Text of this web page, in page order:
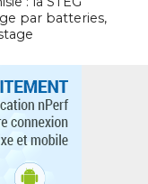
par batteries,